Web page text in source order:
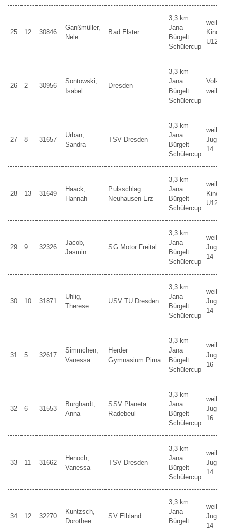
25 12 30846
Ganßmüller,
Nele
Bad Elster
3,3 km
Jana
Bürgelt
Schülercup
Kinder
U12
26 2 30956
Sontowski,
Isabel
Dresden
3,3 km
Jana
Bürgelt
Schülercup
27 8 31657
Urban,
Sandra
TSV Dresden
3,3 km
Jana
Bürgelt
Schülercup
14
28 13 31649
Haack,
Hannah
Pulsschlag
Neuhausen Erz
3,3 km
Jana
Bürgelt
Schülercup
Kinder
U12
29 9 32326
Jacob,
Jasmin
SG Motor Freital
3,3 km
Jana
Bürgelt
Schülercup
14
30 10 31871
Uhlig,
Therese
USV TU Dresden
3,3 km
Jana
Bürgelt
Schülercup
14
31 5 32617
Simmchen,
Vanessa
Herder
Gymnasium Pirna
3,3 km
Jana
Bürgelt
Schülercup
16
32 6 31553
Burghardt,
Anna
SSV Planeta
Radebeul
3,3 km
Jana
Bürgelt
Schülercup
16
33 11 31662
Henoch,
Vanessa
TSV Dresden
3,3 km
Jana
Bürgelt
Schülercup
14
34 12 32270
Kuntzsch,
Dorothee
SV Elbland
3,3 km
Jana
Bürgelt
14